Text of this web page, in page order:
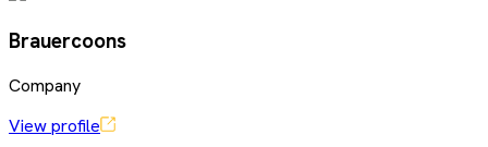
Brauercoons
Company
View profile